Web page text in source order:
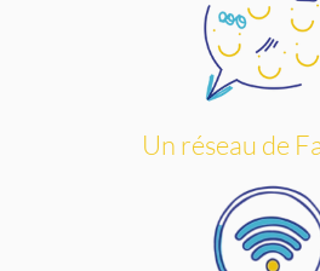
Un réseau de